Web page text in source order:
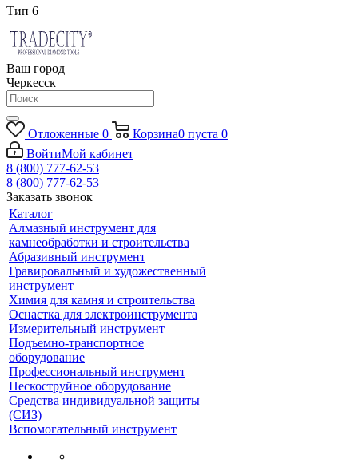
Тип 6
Ваш город
Черкесск
Отложенные 0 Корзина0 пуста 0
ВойтиМой кабинет
8 (800) 777-62-53
8 (800) 777-62-53
Заказать звонок
Каталог
Алмазный инструмент для
камнеобработки и строительства
Абразивный инструмент
Гравировальный и художественный
инструмент
Химия для камня и строительства
Оснастка для электроинструмента
Измерительный инструмент
Подъемно-транспортное
оборудование
Профессиональный инструмент
Пескоструйное оборудование
Средства индивидуальной защиты
(СИЗ)
Вспомогательный инструмент